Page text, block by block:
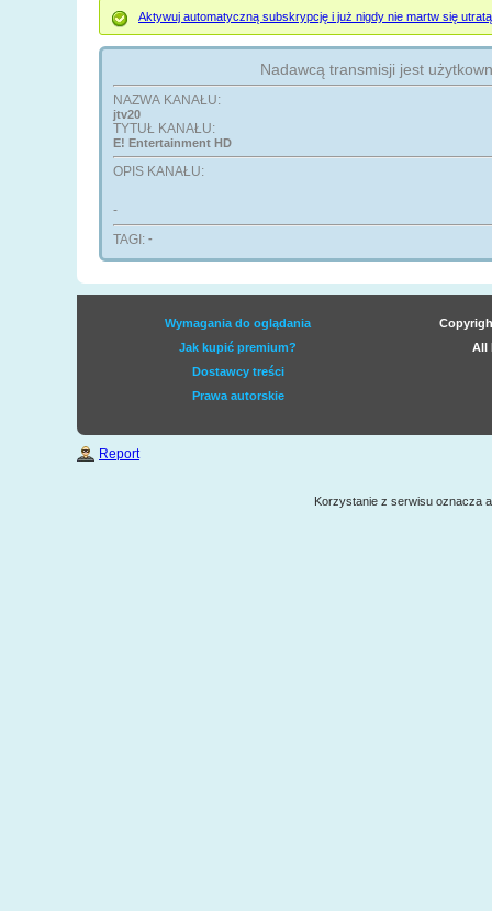
Aktywuj automatyczną subskrypcję i już nigdy nie martw się
Nadawcą transmisji jest
NAZWA KANAŁU:
jtv20
TYTUŁ KANAŁU:
E! Entertainment HD
OPIS KANAŁU:
-
TAGI: -
Wymagania do oglądania
Jak kupić premium?
Dostawcy treści
Prawa autorskie
All
Report
Korzystanie z serwisu oznacza